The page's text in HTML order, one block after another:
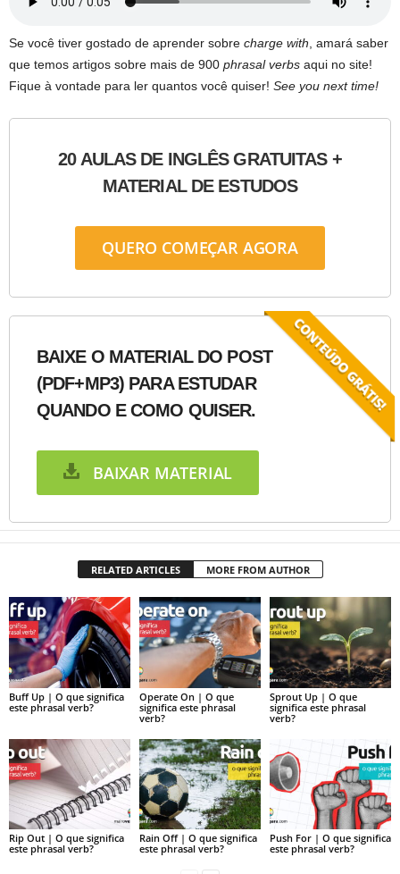
Se você tiver gostado de aprender sobre charge with , amará saber
que temos artigos sobre mais de 900 phrasal verbs aqui no site!
Fique à vontade para ler quantos você quiser! See you next time!
20 AULAS DE INGLÊS GRATUITAS +
MATERIAL DE ESTUDOS
QUERO COMEÇAR AGORA
BAIXE O MATERIAL DO POST
(PDF+MP3) PARA ESTUDAR
QUANDO E COMO QUISER.
BAIXAR MATERIAL
RELATED ARTICLES MORE FROM AUTHOR
Buff Up | O que significa
este phrasal verb?
Operate On | O que
significa este phrasal
verb?
Sprout Up | O que
significa este phrasal
verb?
Rip Out | O que significa
este phrasal verb?
Rain Off | O que significa
este phrasal verb?
Push For | O que significa
este phrasal verb?